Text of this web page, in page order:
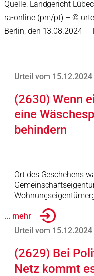
Quelle: Landgericht
ra-online (pm/pt) – ©
Berlin, den 13.08.2024 –
Urteil vom 15.12.2024
(2630) Wenn
eine
behindern
Ort des Geschehens
... mehr
Urteil vom 15.12.2024
(2629) Bei
Netz kommt